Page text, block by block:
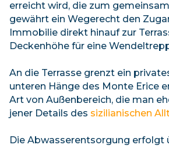
erreicht wird, die zum
gewährt ein Wegerecht den
Immobilie direkt hinauf zur
Deckenhöhe für eine
An die Terrasse grenzt ein
unteren Hänge des Monte Erice
Art von Außenbereich, die man
jener Details des sizilianischen
Die Abwasserentsorgung